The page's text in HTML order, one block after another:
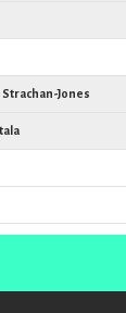
Jones